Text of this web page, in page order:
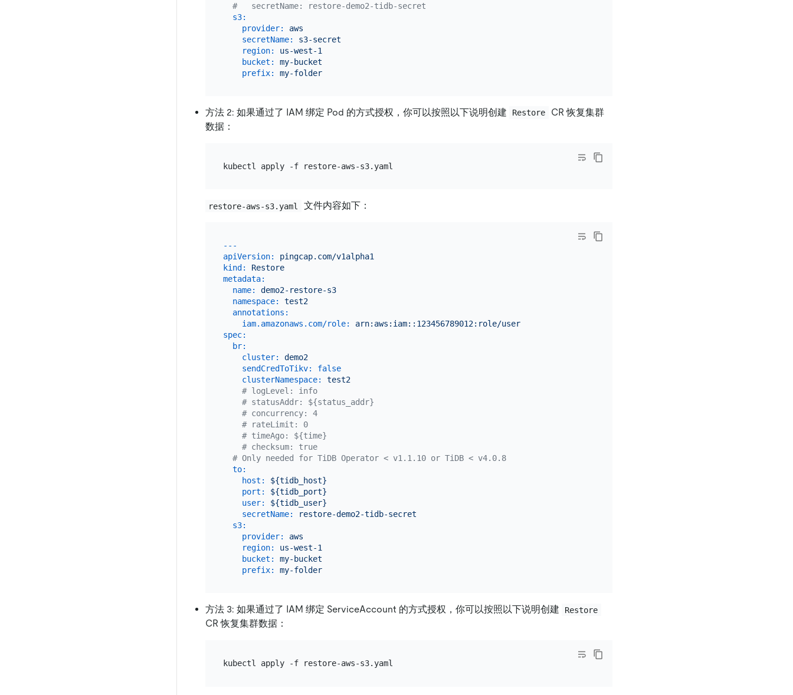
#   secretName: restore-demo2-tidb-secret
s3:
provider:
aws
secretName:
s3-secret
region:
us-west-1
bucket:
my-bucket
prefix:
my-folder
方法 2: 如果通过了 IAM 绑定 Pod 的方式授权，你可以按照以下说明创建 Restore
CR 恢复集群
数据：
restore-aws-s3.yaml 文件内容如下：
---
apiVersion:
pingcap.com/v1alpha1
kind:
Restore
metadata:
name:
demo2-restore-s3
namespace:
test2
annotations:
iam.amazonaws.com/role:
arn:aws:iam::123456789012:role/user
spec:
br:
cluster:
demo2
sendCredToTikv:
false
clusterNamespace:
test2
# logLevel: info
# statusAddr: ${status_addr}
# concurrency: 4
# rateLimit: 0
# timeAgo: ${time}
# checksum: true
# Only needed for TiDB Operator < v1.1.10 or TiDB < v4.0.8
to:
host:
${tidb_host}
port:
${tidb_port}
user:
${tidb_user}
secretName:
restore-demo2-tidb-secret
s3:
provider:
aws
region:
us-west-1
bucket:
my-bucket
prefix:
my-folder
方法 3: 如果通过了 IAM 绑定 ServiceAccount 的方式授权，你可以按照以下说明创建 Restore
CR 恢复集群数据：